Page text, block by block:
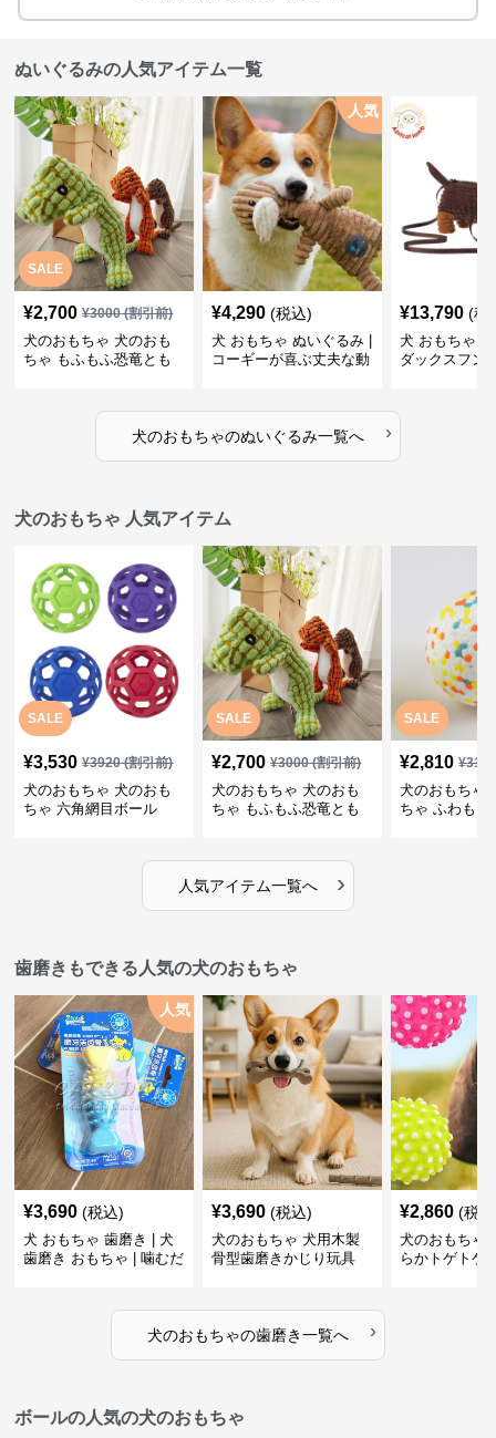
ぬいぐるみの人気アイテム一覧
SALE
¥2,700 ¥3000(割引前)
犬のおもちゃ 犬のおも
ちゃ もふもふ恐竜とも
人気
¥4,290 (税込)
犬 おもちゃ ぬいぐるみ |
コーギーが喜ぶ丈夫な動
¥13,790 (税
犬 おもちゃ
ダックスフン
犬のおもちゃのぬいぐるみ一覧へ ›
犬のおもちゃ 人気アイテム
SALE
¥3,530 ¥3920(割引前)
犬のおもちゃ 犬のおも
ちゃ 六角網目ボール
SALE
¥2,700 ¥3000(割引前)
犬のおもちゃ 犬のおも
ちゃ もふもふ恐竜とも
SALE
¥2,810 ¥
犬のおもちゃ
ちゃ ふわもこ
人気アイテム一覧へ ›
歯磨きもできる人気の犬のおもちゃ
人気
¥3,690 (税込)
犬 おもちゃ 歯磨き | 犬
歯磨き おもちゃ | 噛むだ
¥3,690 (税込)
犬のおもちゃ 犬用木製
骨型歯磨きかじり玩具
¥2,860 (税
犬のおもちゃ
らかトゲトゲ
犬のおもちゃの歯磨き一覧へ ›
ボールの人気の犬のおもちゃ